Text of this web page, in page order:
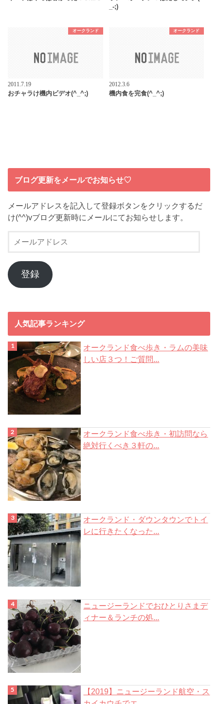
_-;)
オークランド
2011.7.19
おチャラけ機内ビデオ(^_^;)
オークランド
2012.3.6
機内食を完食(^_^;)
ブログ更新をメールでお知らせ♡
メールアドレスを記入して登録ボタンをクリックするだ
け(^^)vブログ更新時にメールにてお知らせします。
ア
ド
登録
人気記事ランキング
オークランド食べ歩き・ラムの美味
しい店３つ！ご質問...
オークランド食べ歩き・初訪問なら
絶対行くべき３軒の...
オークランド・ダウンタウンでトイ
レに行きたくなった...
ニュージーランドでおひとりさまデ
ィナー＆ランチの処...
【2019】ニュージーランド航空・ス